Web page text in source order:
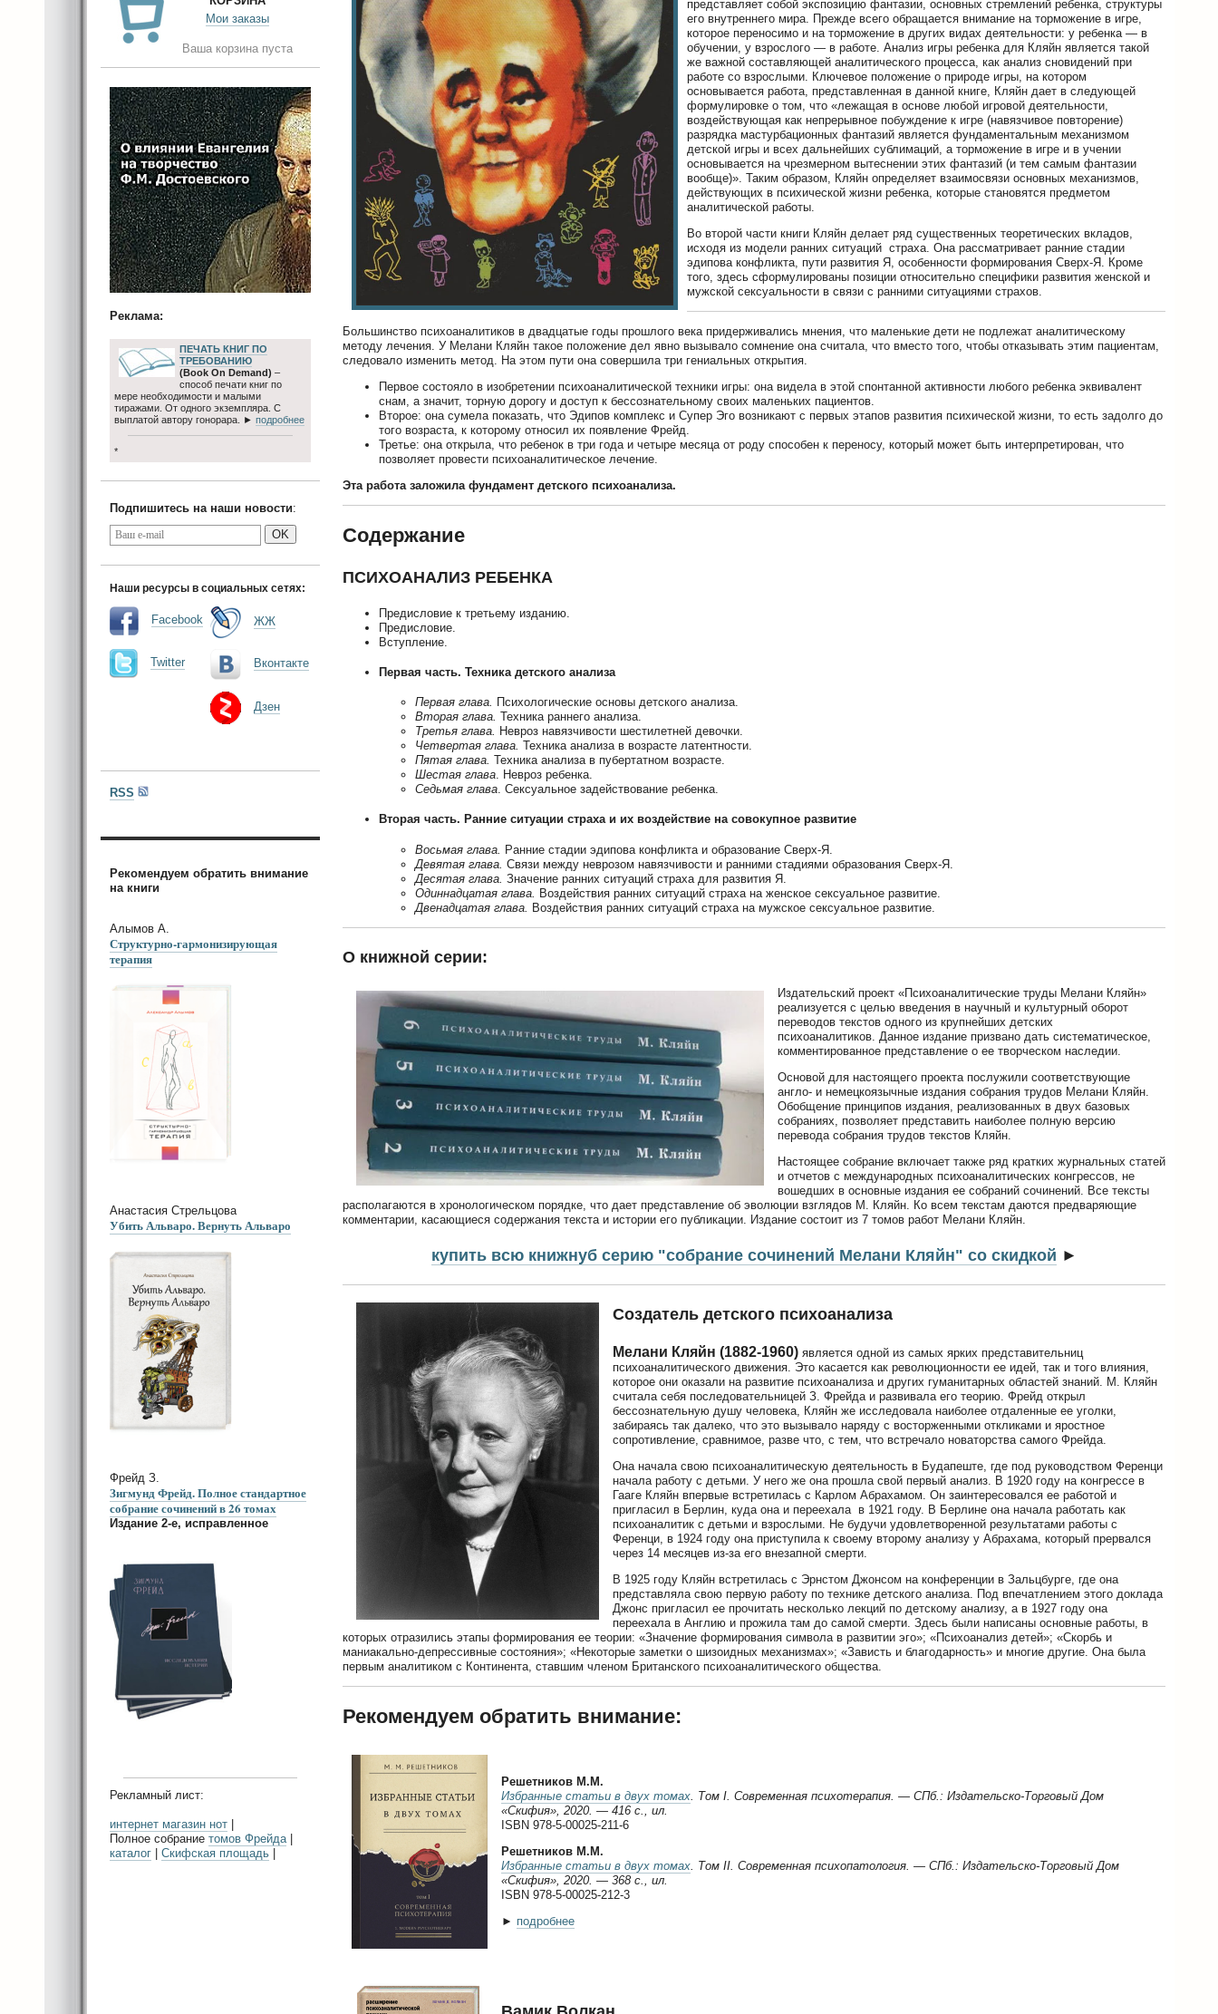
представляет собой экспозицию фантазии, основных стремлений ребенка, структуры
его внутреннего мира. Прежде всего обращается внимание на торможение в игре,
которое переносимо и на торможение в других видах деятельности: у ребенка — в
обучении, у взрослого — в работе. Анализ игры ребенка для Кляйн является такой
же важной составляющей аналитического процесса, как анализ сновидений при
работе со взрослыми. Ключевое положение о природе игры, на котором
основывается работа, представленная в данной книге, Кляйн дает в следующей
формулировке о том, что «лежащая в основе любой игровой деятельности,
воздействующая как непрерывное побуждение к игре (навязчивое повторение)
разрядка мастурбационных фантазий является фундаментальным механизмом
детской игры и всех дальнейших сублимаций, а торможение в игре и в учении
основывается на чрезмерном вытеснении этих фантазий (и тем самым фантазии
вообще)». Таким образом, Кляйн определяет взаимосвязи основных механизмов,
действующих в психической жизни ребенка, которые становятся предметом
аналитической работы.
Во второй части книги Кляйн делает ряд существенных теоретических вкладов,
исходя из модели ранних ситуаций страха. Она рассматривает ранние стадии
эдипова конфликта, пути развития Я, особенности формирования Сверх-Я. Кроме
того, здесь сформулированы позиции относительно специфики развития женской и
мужской сексуальности в связи с ранними ситуациями страхов.
Большинство психоаналитиков в двадцатые годы прошлого века придерживались мнения, что маленькие дети не подлежат аналитическому
методу лечения. У Мелани Кляйн такое положение дел явно вызывало сомнение она считала, что вместо того, чтобы отказывать этим пациентам,
следовало изменить метод. На этом пути она совершила три гениальных открытия.
Первое состояло в изобретении психоаналитической техники игры: она видела в этой спонтанной активности любого ребенка эквивалент
снам, а значит, торную дорогу и доступ к бессознательному своих маленьких пациентов.
Второе: она сумела показать, что Эдипов комплекс и Супер Эго возникают с первых этапов развития психической жизни, то есть задолго до
того возраста, к которому относил их появление Фрейд.
Третье: она открыла, что ребенок в три года и четыре месяца от роду способен к переносу, который может быть интерпретирован, что
позволяет провести психоаналитическое лечение.
Эта работа заложила фундамент детского психоанализа.
Содержание
ПСИХОАНАЛИЗ РЕБЕНКА
Предисловие к третьему изданию.
Предисловие.
Вступление.
Первая часть. Техника детского анализа
Первая глава. Психологические основы детского анализа.
Вторая глава. Техника раннего анализа.
Третья глава. Невроз навязчивости шестилетней девочки.
Четвертая глава. Техника анализа в возрасте латентности.
Пятая глава. Техника анализа в пубертатном возрасте.
Шестая глава. Невроз ребенка.
Седьмая глава. Сексуальное задействование ребенка.
Вторая часть. Ранние ситуации страха и их воздействие на совокупное развитие
Восьмая глава. Ранние стадии эдипова конфликта и образование Сверх-Я.
Девятая глава. Связи между неврозом навязчивости и ранними стадиями образования Сверх-Я.
Десятая глава. Значение ранних ситуаций страха для развития Я.
Одиннадцатая глава. Воздействия ранних ситуаций страха на женское сексуальное развитие.
Двенадцатая глава. Воздействия ранних ситуаций страха на мужское сексуальное развитие.
О книжной серии:
Издательский проект «Психоаналитические труды Мелани Кляйн»
реализуется с целью введения в научный и культурный оборот
переводов текстов одного из крупнейших детских
психоаналитиков. Данное издание призвано дать систематическое,
комментированное представление о ее творческом наследии.
Основой для настоящего проекта послужили соответствующие
англо- и немецкоязычные издания собрания трудов Мелани Кляйн.
Обобщение принципов издания, реализованных в двух базовых
собраниях, позволяет представить наиболее полную версию
перевода собрания трудов текстов Кляйн.
Настоящее собрание включает также ряд кратких журнальных статей
и отчетов с международных психоаналитических конгрессов, не
вошедших в основные издания ее собраний сочинений. Все тексты
располагаются в хронологическом порядке, что дает представление об эволюции взглядов М. Кляйн. Ко всем текстам даются предваряющие
комментарии, касающиеся содержания текста и истории его публикации. Издание состоит из 7 томов работ Мелани Кляйн.
купить всю книжнуб серию "собрание сочинений Мелани Кляйн" со скидкой ►
Создатель детского психоанализа
Мелани Кляйн (1882-1960) является одной из самых ярких представительниц
психоаналитического движения. Это касается как революционности ее идей, так и того влияния,
которое они оказали на развитие психоанализа и других гуманитарных областей знаний. М. Кляйн
считала себя последовательницей З. Фрейда и развивала его теорию. Фрейд открыл
бессознательную душу человека, Кляйн же исследовала наиболее отдаленные ее уголки,
забираясь так далеко, что это вызывало наряду с восторженными откликами и яростное
сопротивление, сравнимое, разве что, с тем, что встречало новаторства самого Фрейда.
Она начала свою психоаналитическую деятельность в Будапеште, где под руководством Ференци
начала работу с детьми. У него же она прошла свой первый анализ. В 1920 году на конгрессе в
Гааге Кляйн впервые встретилась с Карлом Абрахамом. Он заинтересовался ее работой и
пригласил в Берлин, куда она и переехала в 1921 году. В Берлине она начала работать как
психоаналитик с детьми и взрослыми. Не будучи удовлетворенной результатами работы с
Ференци, в 1924 году она приступила к своему второму анализу у Абрахама, который прервался
через 14 месяцев из-за его внезапной смерти.
В 1925 году Кляйн встретилась с Эрнстом Джонсом на конференции в Зальцбурге, где она
представляла свою первую работу по технике детского анализа. Под впечатлением этого доклада
Джонс пригласил ее прочитать несколько лекций по детскому анализу, а в 1927 году она
переехала в Англию и прожила там до самой смерти. Здесь были написаны основные работы, в
которых отразились этапы формирования ее теории: «Значение формирования символа в развитии эго»; «Психоанализ детей»; «Скорбь и
маниакально-депрессивные состояния»; «Некоторые заметки о шизоидных механизмах»; «Зависть и благодарность» и многие другие. Она была
первым аналитиком с Континента, ставшим членом Британского психоаналитического общества.
Рекомендуем обратить внимание:
Решетников М.М.
Избранные статьи в двух томах. Том I. Современная психотерапия. — СПб.: Издательско-Торговый Дом
«Скифия», 2020. — 416 с., ил.
ISBN 978-5-00025-211-6
Решетников М.М.
Избранные статьи в двух томах. Том II. Современная психопатология. — СПб.: Издательско-Торговый Дом
«Скифия», 2020. — 368 с., ил.
ISBN 978-5-00025-212-3
► подробнее
Мои заказы
Ваша корзина пуста
Реклама:
ПЕЧАТЬ КНИГ ПО
ТРЕБОВАНИЮ
(Book On Demand) –
способ печати книг по
мере необходимости и малыми
тиражами. От одного экземпляра. С
выплатой автору гонорара. ► подробнее
*
Подпишитесь на наши новости:
OK
Наши ресурсы в социальных сетях:
Facebook
Twitter
ЖЖ
Вконтакте
Дзен
RSS
Рекомендуем обратить внимание
на книги
Алымов А.
Структурно-гармонизирующая
терапия
Анастасия Стрельцова
Убить Альваро. Вернуть Альваро
Фрейд З.
Зигмунд Фрейд. Полное стандартное
собрание сочинений в 26 томах
Издание 2-е, исправленное
Рекламный лист:
интернет магазин нот |
Полное собрание томов Фрейда |
каталог | Скифская площадь |